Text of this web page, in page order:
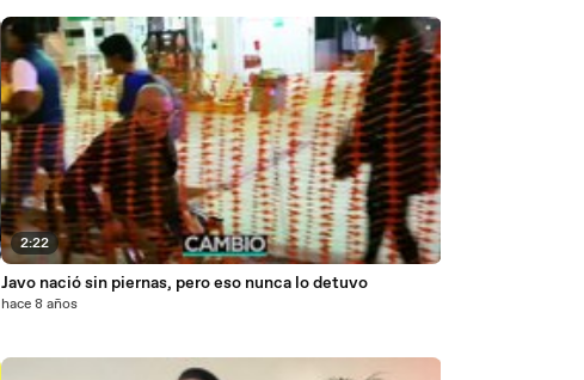
2:22
Javo nació sin piernas, pero eso nunca lo detuvo
hace 8 años